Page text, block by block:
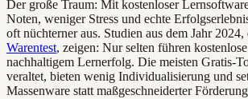
Der große Traum: Mit kostenloser
Noten, weniger Stress und echte
oft nüchterner aus. Studien aus dem Jahr 2024,
Warentest, zeigen: Nur selten führen
nachhaltigem Lernerfolg. Die meisten Gratis-
veraltet, bieten wenig Individualisierung und
Massenware statt maßgeschneiderter